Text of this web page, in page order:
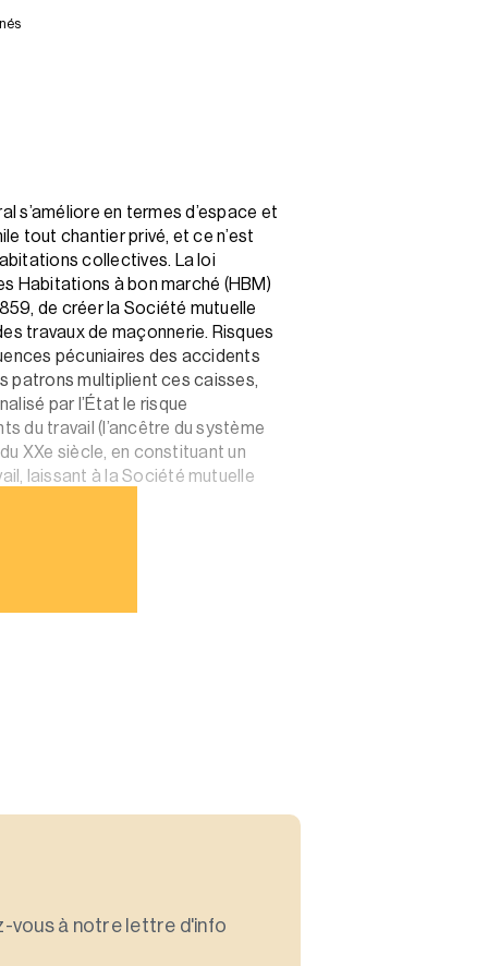
s’améliore en termes d’espace et
tout chantier privé, et ce n’est
collectives. La loi
Habitations à bon marché (HBM)
de créer la Société mutuelle
travaux de maçonnerie. Risques
pécuniaires des accidents
patrons multiplient ces caisses,
par l’État le risque
du travail (l’ancêtre du système
XXe siècle, en constituant un
laissant à la Société mutuelle
vous à notre lettre d'info